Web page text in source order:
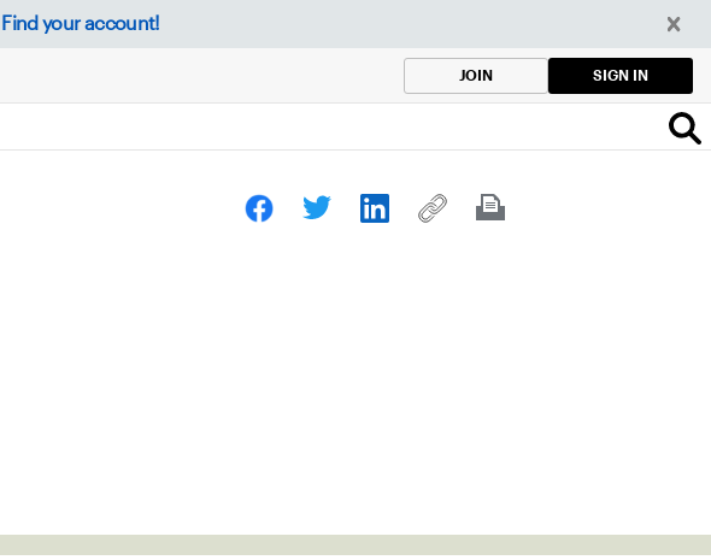
Find your account!
JOIN SIGN IN